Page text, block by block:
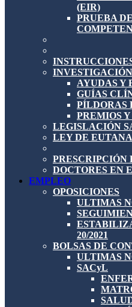
(EIR)
PRUEBA
AYUDAS Y
GUÍAS
PÍLDORAS
PREMIOS
LEGISLACIÓN
LEY DE
PRESCRIPCIÓN
DOCTORES EN
EMPLEO
OPOSICIONES
ULTIMAS
20/2021
BOLSAS DE
ULTIMAS
SACyL